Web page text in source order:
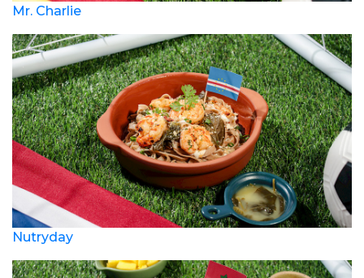
Mr. Charlie
Nutryday